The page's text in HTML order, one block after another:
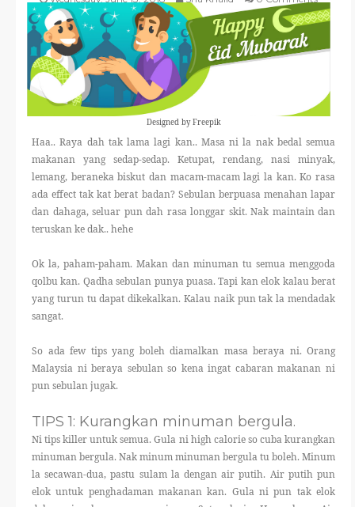
THERAPANTS
THERAVEST
THERA SOCKS
CONTACT ME
Designed by Freepik
Haa.. Raya dah tak lama lagi kan.. Masa ni la nak bedal semua
makanan yang sedap-sedap. Ketupat, rendang, nasi minyak,
lemang, beraneka biskut dan macam-macam lagi la kan. Ko rasa
ada effect tak kat berat badan? Sebulan berpuasa menahan lapar
dan dahaga, seluar pun dah rasa longgar skit. Nak maintain dan
teruskan ke dak.. hehe
Ok la, paham-paham. Makan dan minuman tu semua menggoda
qolbu kan. Qadha sebulan punya puasa. Tapi kan elok kalau berat
yang turun tu dapat dikekalkan. Kalau naik pun tak la mendadak
sangat.
So ada few tips yang boleh diamalkan masa beraya ni. Orang
Malaysia ni beraya sebulan so kena ingat cabaran makanan ni
pun sebulan jugak.
TIPS 1: Kurangkan minuman bergula.
Ni tips killer untuk semua. Gula ni high calorie so cuba kurangkan
minuman bergula. Nak minum minuman bergula tu boleh. Minum
la secawan-dua, pastu sulam la dengan air putih. Air putih pun
elok untuk penghadaman makanan kan. Gula ni pun tak elok